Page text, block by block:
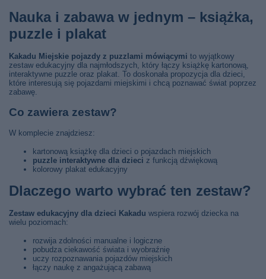
Nauka i zabawa w jednym – książka,
puzzle i plakat
Kakadu Miejskie pojazdy z puzzlami mówiącymi to wyjątkowy
zestaw edukacyjny dla najmłodszych, który łączy książkę kartonową,
interaktywne puzzle oraz plakat. To doskonała propozycja dla dzieci,
które interesują się pojazdami miejskimi i chcą poznawać świat poprzez
zabawę.
Co zawiera zestaw?
W komplecie znajdziesz:
kartonową książkę dla dzieci o pojazdach miejskich
puzzle interaktywne dla dzieci z funkcją dźwiękową
kolorowy plakat edukacyjny
Dlaczego warto wybrać ten zestaw?
Zestaw edukacyjny dla dzieci Kakadu wspiera rozwój dziecka na
wielu poziomach:
rozwija zdolności manualne i logiczne
pobudza ciekawość świata i wyobraźnię
uczy rozpoznawania pojazdów miejskich
łączy naukę z angażującą zabawą